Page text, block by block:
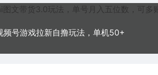
频号游戏拉新自撸玩法，单机50+